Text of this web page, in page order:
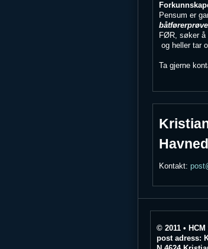
Pensum er
FØR, søker å
og heller tar
Ta gjerne
Kontakt:
© 2011 •
post adress: